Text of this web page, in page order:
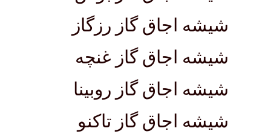
شیشه اجاق گاز رزگاز
شیشه اجاق گاز غنچه
شیشه اجاق گاز روبینا
شیشه اجاق گاز تاکنو